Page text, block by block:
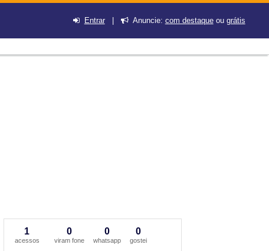
Entrar| Anuncie: com destaqueou grátis
1
acessos
0
viram fone
0
whatsapp
0
gostei